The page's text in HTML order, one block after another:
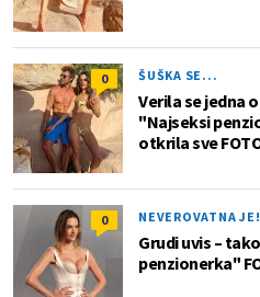
0 ŠUŠKA SE...
Verila se jedna
"Najseksi
otkrila sve
0 NEVEROVATNA JE!
Grudi uvis –
penzionerka"